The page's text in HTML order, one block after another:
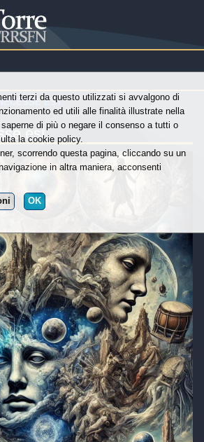
EST
est
terzi da questo utilizzati si avvalgono di
ed utili alle finalità illustrate nella
di più o negare il consenso a tutti o
la cookie policy.
scorrendo questa pagina, cliccando su un
in altra maniera, acconsenti
OK